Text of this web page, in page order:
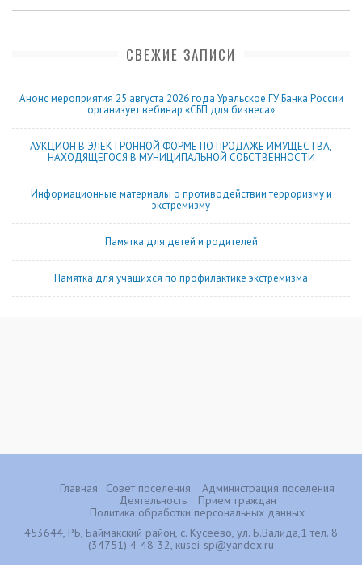
СВЕЖИЕ ЗАПИСИ
Анонс мероприятия 25 августа 2026 года Уральское ГУ Банка России
организует вебинар «СБП для бизнеса»
АУКЦИОН В ЭЛЕКТРОННОЙ ФОРМЕ ПО ПРОДАЖЕ ИМУЩЕСТВА,
НАХОДЯЩЕГОСЯ В МУНИЦИПАЛЬНОЙ СОБСТВЕННОСТИ
Информационные материалы о противодействии терроризму и
экстремизму
Памятка для детей и родителей
Памятка для учащихся по профилактике экстремизма
Главная Совет поселения
Администрация поселения
Деятельность
Прием граждан
Политика обработки персональных данных
453644, РБ, Баймакский район, с. Кусеево, ул. Б.Валида,1 тел. 8
(34751) 4-48-32, кusei-sp@yandex.ru